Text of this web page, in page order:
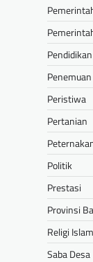
Pendidikan
Penemuan
Peristiwa
Pertanian
Politik
Prestasi
Provinsi
Religi
Saba Desa